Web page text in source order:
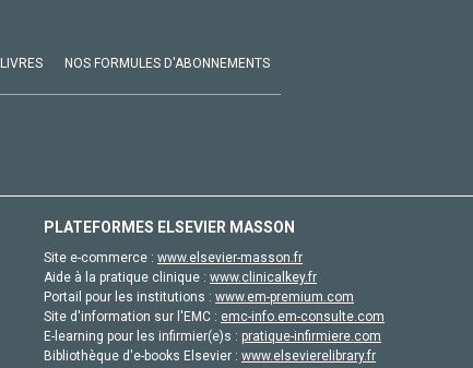
LIVRES NOS FORMULES D'ABONNEMENTS
PLATEFORMES ELSEVIER MASSON
Site e-commerce : www.elsevier-masson.fr
Aide à la pratique clinique : www.clinicalkey.fr
Portail pour les institutions : www.em-premium.com
Site d'information sur l'EMC : emc-info.em-consulte.com
E-learning pour les infirmier(e)s : pratique-infirmiere.com
Bibliothèque d'e-books Elsevier : www.elsevierelibrary.fr